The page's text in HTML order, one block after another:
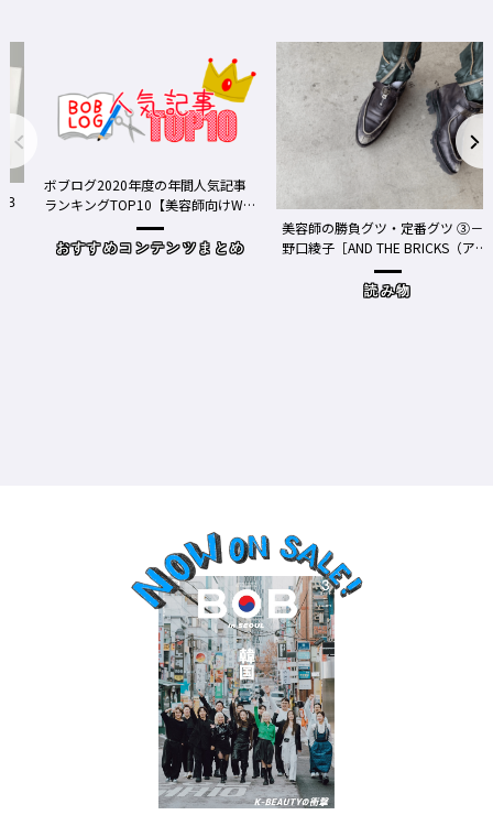
ボブログ2020年度の年間人気記事
ランキングTOP10【美容師向けWe
おすすめコンテンツまとめ
美容師の勝負グツ・定番グツ ③－
野口綾子［AND THE BRICKS（アン
ドザブリックス）／神奈川県鎌倉
読み物